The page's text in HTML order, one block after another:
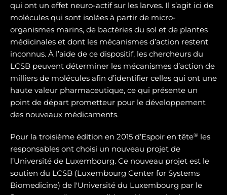
qui ont un effet neuro-actif sur les larves. Il s’agit ici de
molécules qui sont isolées à partir de micro-
organismes marins, de bactéries du sol et de plantes
médicinales et dont les mécanismes d’action restent
inconnus. À l’aide de ce dispositif, les chercheurs du
LCSB peuvent déterminer les mécanismes d’action de
milliers de molécules afin d’identifier celles qui ont une
haute valeur pharmaceutique, ce qui présente un
point de départ prometteur pour le développement
des nouveaux médicaments.
Pour la troisième édition en 2015 d’Espoir en tête® les
responsables ont choisi un nouveau projet de
l’Université de Luxembourg. Ce nouveau projet est le
soutien du LCSB (Luxembourg Center for Systems
Biomedicine) de l'Université du Luxembourg par le